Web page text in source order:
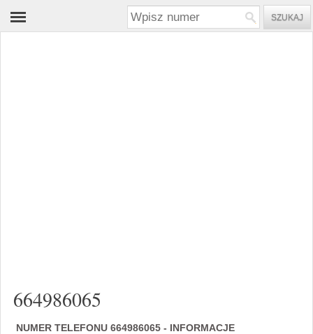
664986065
NUMER TELEFONU 664986065 - INFORMACJE